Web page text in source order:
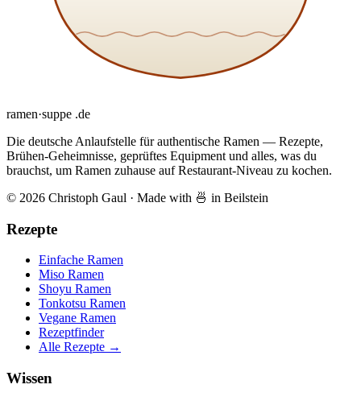
ramen·suppe .de
Die deutsche Anlaufstelle für authentische Ramen — Rezepte,
Brühen-Geheimnisse, geprüftes Equipment und alles, was du
brauchst, um Ramen zuhause auf Restaurant-Niveau zu kochen.
© 2026 Christoph Gaul · Made with 🍜 in Beilstein
Rezepte
Einfache Ramen
Miso Ramen
Shoyu Ramen
Tonkotsu Ramen
Vegane Ramen
Rezeptfinder
Alle Rezepte →
Wissen